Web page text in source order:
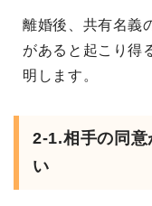
離婚後、共有名義
があると起こり得
明します。
2-1.相手の同
い